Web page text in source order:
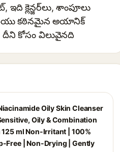
క్లెన్జర్‌లు, శాంపూలు
కఠినమైన అయానిక్
కోసం విలువైనది
Oily Skin Cleanser
Oily & Combination
125 ml Non-Irritant | 100%
Free | Non-Drying | Gently